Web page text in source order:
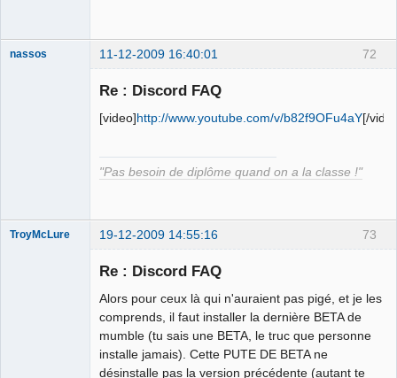
72
nassos 11-12-2009 16:40:01
Re : Discord FAQ
[video]http://www.youtube.com/v/b82f9OFu4aY[/
"Pas besoin de diplôme quand on a la classe !"
73
TroyMcLure 19-12-2009 14:55:16
Re : Discord FAQ
Alors pour ceux là qui n'auraient pas pigé, et je les
comprends, il faut installer la dernière BETA de
mumble (tu sais une BETA, le truc que personne
installe jamais). Cette PUTE DE BETA ne
désinstalle pas la version précédente (autant te